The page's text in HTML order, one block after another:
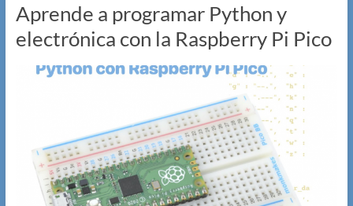
Aprende a programar Python y
electrónica con la Raspberry Pi Pico